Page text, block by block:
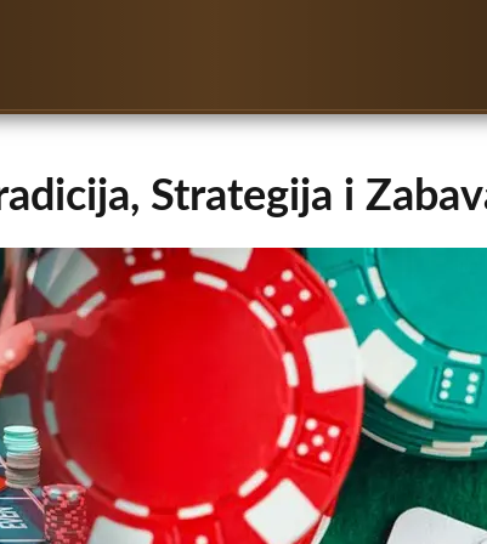
Strategija i